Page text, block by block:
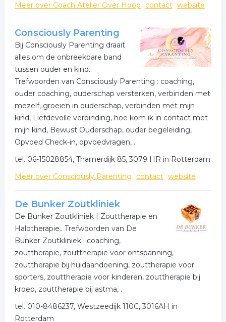
Meer over Coach Atelier Over Hoop
contact website
Consciously Parenting
Bij Consciously Parenting draait
alles om de onbreekbare band
tussen ouder en kind..
Trefwoorden van Consciously Parenting : coaching,
ouder coaching, ouderschap versterken, verbinden met
mezelf, groeien in ouderschap, verbinden met mijn
kind, Liefdevolle verbinding, hoe kom ik in contact met
mijn kind, Bewust Ouderschap, ouder begeleiding,
Opvoed Check-in, opvoedvragen, .
tel. 06-15028854, Thamerdijk 85, 3079 HR in Rotterdam
Meer over Consciously Parenting
contact website
De Bunker Zoutkliniek
De Bunker Zoutkliniek | Zouttherapie en
Halotherapie.. Trefwoorden van De
Bunker Zoutkliniek : coaching,
zouttherapie, zouttherapie voor ontspanning,
zouttherapie bij huidaandoening, zouttherapie voor
sporters, zouttherapie voor kinderen, zouttherapie bij
kroep, zouttherapie bij astma, .
tel. 010-8486237, Westzeedijk 110C, 3016AH in
Rotterdam